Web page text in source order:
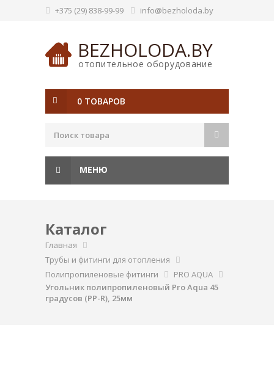
+375 (29) 838-99-99 info@bezholoda.by
BEZHOLODA.BY
отопительное оборудование
0 ТОВАРОВ
МЕНЮ
Каталог
Главная
Трубы и фитинги для отопления
Полипропиленовые фитинги
PRO AQUA
Угольник полипропиленовый Pro Aqua 45
градусов (PP-R), 25мм